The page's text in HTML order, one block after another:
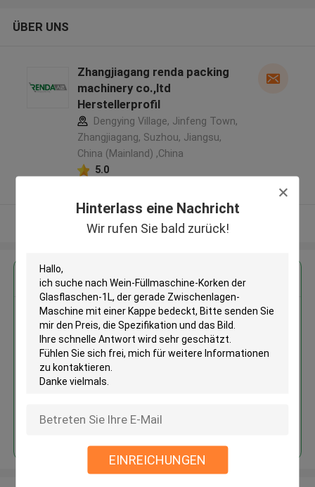
Hinterlass eine Nachricht
Wir rufen Sie bald zurück!
EINREICHUNGEN
ÜBER UNS
Zhangjiagang renda packing
machinery co.,ltd
Herstellerprofil
Dengying Village, Jinfeng Town,
Zhangjiagang, Suzhou, Jiangsu,
China (Mainland) ,China
5.0
Sehen Sie mehr an
Erhalten Sie den besten Preis für
Wein-Füllmaschine-Korken der
Glasflaschen-1L, der gerade
Zwischenlagen-Maschine mit
Fortsetzen